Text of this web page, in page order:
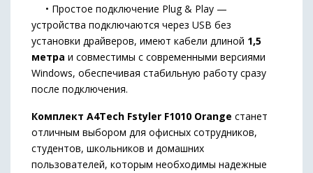
• Простое подключение Plug & Play —
устройства подключаются через USB без
установки драйверов, имеют кабели длиной 1,5
метра и совместимы с современными версиями
Windows, обеспечивая стабильную работу сразу
после подключения.
Комплект A4Tech Fstyler F1010 Orange станет
отличным выбором для офисных сотрудников,
студентов, школьников и домашних
пользователей, которым необходимы надежные